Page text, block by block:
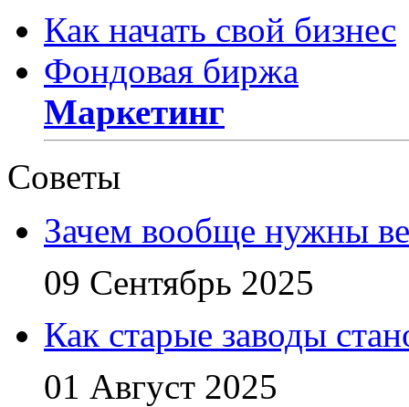
Как начать свой бизнес
Фондовая биржа
Маркетинг
Советы
Зачем вообще нужны
09 Сентябрь 2025
Как старые заводы
01 Август 2025